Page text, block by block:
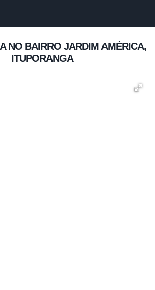
NO BAIRRO JARDIM AMÉRICA,
ITUPORANGA